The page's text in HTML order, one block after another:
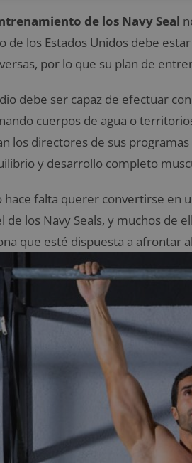
de los Navy Seal
de los Estados Unidos debe
por lo que su plan de
debe ser capaz de efectuar
cuerpos de agua o
los directores de sus
y desarrollo completo
hace falta querer convertirse en
de los Navy Seals, y muchos de
que esté dispuesta a afrontar